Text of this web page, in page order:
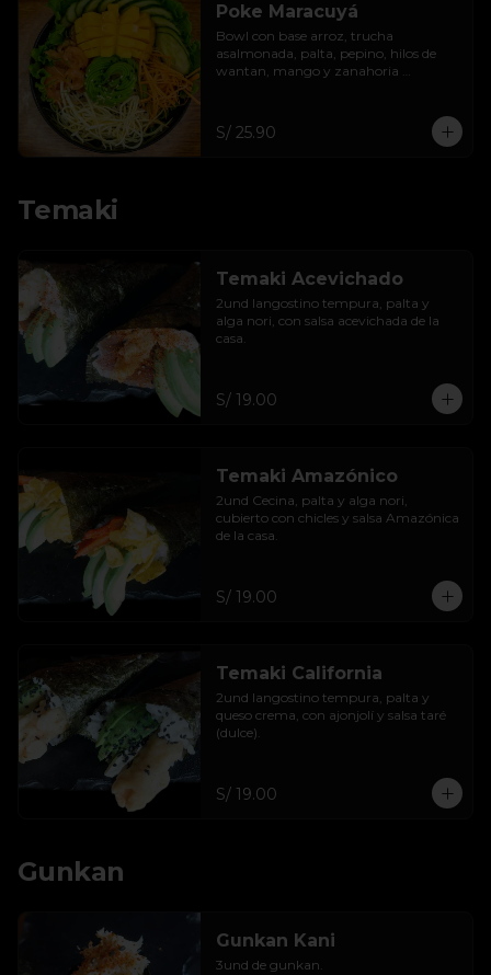
Poke Maracuyá
Bowl con base arroz, trucha
asalmonada, palta, pepino, hilos de
wantan, mango y zanahoria
S/ 25.90
Temaki
Temaki Acevichado
2und langostino tempura, palta y
alga nori, con salsa acevichada de la
casa.
S/ 19.00
Temaki Amazónico
2und Cecina, palta y alga nori,
cubierto con chicles y salsa Amazónica
de la casa.
S/ 19.00
Temaki California
2und langostino tempura, palta y
queso crema, con ajonjolí y salsa taré
(dulce).
S/ 19.00
Gunkan
Gunkan Kani
3und de gunkan.